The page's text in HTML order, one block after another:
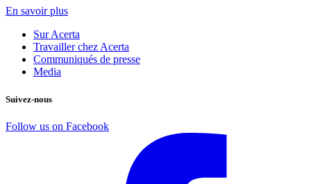
En savoir plus
Sur Acerta
Travailler chez Acerta
Communiqués de presse
Media
Suivez-nous
Follow us on Facebook